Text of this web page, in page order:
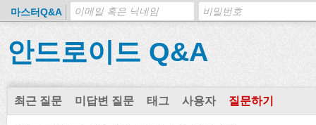
마스터Q&A
안드로이드 Q&A
최근 질문 미답변 질문 태그 사용자 질문하기